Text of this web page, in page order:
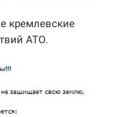
кремлевские
АТО.